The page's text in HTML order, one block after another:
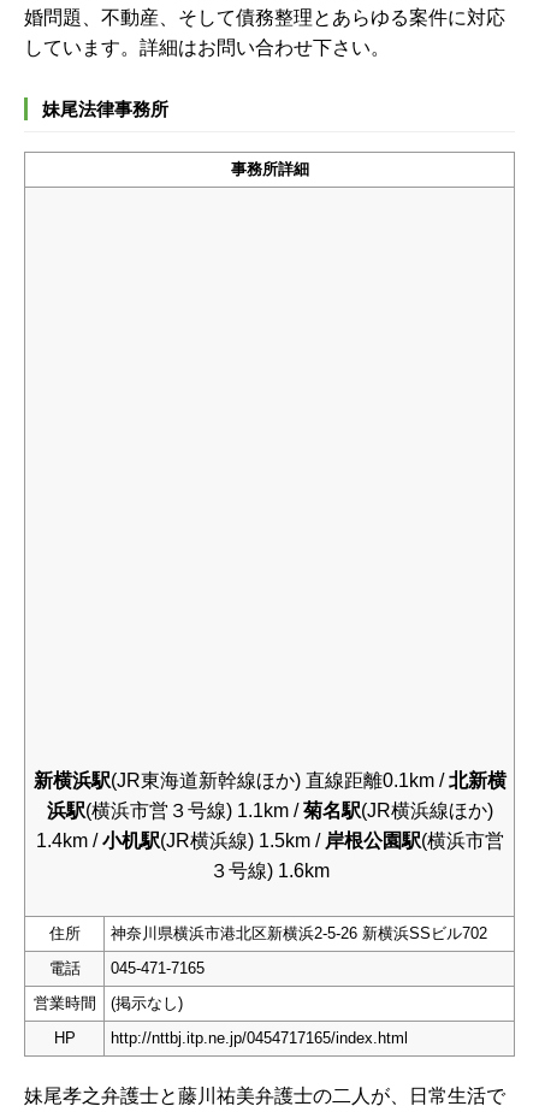
婚問題、不動産、そして債務整理とあらゆる案件に対応
しています。詳細はお問い合わせ下さい。
妹尾法律事務所
事務所詳細
新横浜駅(JR東海道新幹線ほか) 直線距離0.1km /北新横
浜駅(横浜市営３号線) 1.1km /菊名駅(JR横浜線ほか)
1.4km /小机駅(JR横浜線) 1.5km / 岸根公園駅(横浜市営
３号線) 1.6km
住所
神奈川県横浜市港北区新横浜2-5-26 新横浜SSビル702
電話
045-471-7165
営業時間
(掲示なし)
HP
http://nttbj.itp.ne.jp/0454717165/index.html
妹尾孝之弁護士と藤川祐美弁護士の二人が、日常生活で